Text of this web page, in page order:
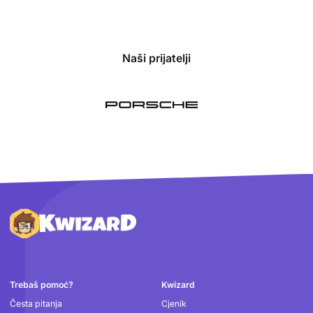
Naši prijatelji
Podnožje
Trebaš pomoć?
Česta pitanja
Kwizard
Cjenik